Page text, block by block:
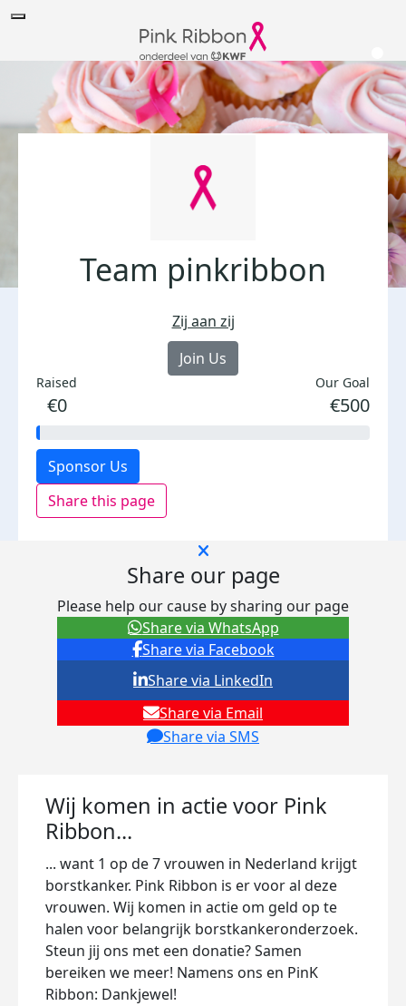
Team pinkribbon
Zij aan zij
Join Us
Raised
€0
Our Goal
€500
Sponsor Us
Share this page
Share our page
Please help our cause by sharing our page
Share via Facebook
Share via Email
Share via SMS
Share via LinkedIn
Share via WhatsApp
Wij komen in actie voor Pink
Ribbon...
... want 1 op de 7 vrouwen in Nederland krijgt
borstkanker. Pink Ribbon is er voor al deze
vrouwen. Wij komen in actie om geld op te
halen voor belangrijk borstkankeronderzoek.
Steun jij ons met een donatie? Samen
bereiken we meer! Namens ons en PinK
Ribbon: Dankjewel!